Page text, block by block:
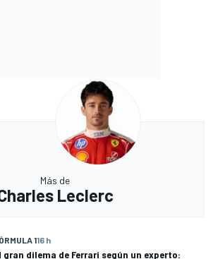
Más de
Leclerc
116 h
gran dilema de Ferrari según un experto: